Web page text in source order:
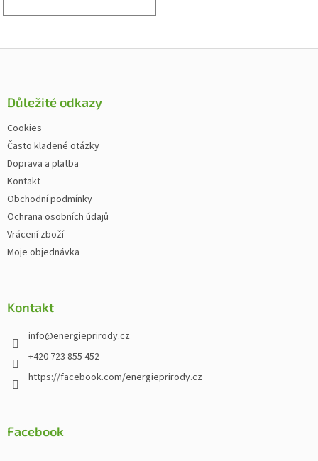
Zápatí
Důležité odkazy
Cookies
Často kladené otázky
Doprava a platba
Kontakt
Obchodní podmínky
Ochrana osobních údajů
Vrácení zboží
Moje objednávka
Kontakt
info@energieprirody.cz
+420 723 855 452
https://facebook.com/energieprirody.cz
Facebook